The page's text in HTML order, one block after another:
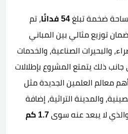
ضخمة تبلغ 54 فدانًا
، تم
توزيع مثالي بين المباني
والبحيرات الصناعية، والخدمات
جانب ذلك يتمتع المشروع بإطلالات
معالم العلمين الجديدة مثل
والمدينة التراثية، إضافة
والذي لا يبعد عنه سوى 1.7 كم